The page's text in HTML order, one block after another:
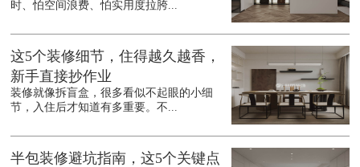
时、怕空间浪费、怕实用度拉胯...
这5个装修细节，住得越久越香，
新手直接抄作业
装修就像拆盲盒，很多看似不起眼的小细
节，入住后才知道有多重要。不...
半包装修避坑指南，这5个关键点